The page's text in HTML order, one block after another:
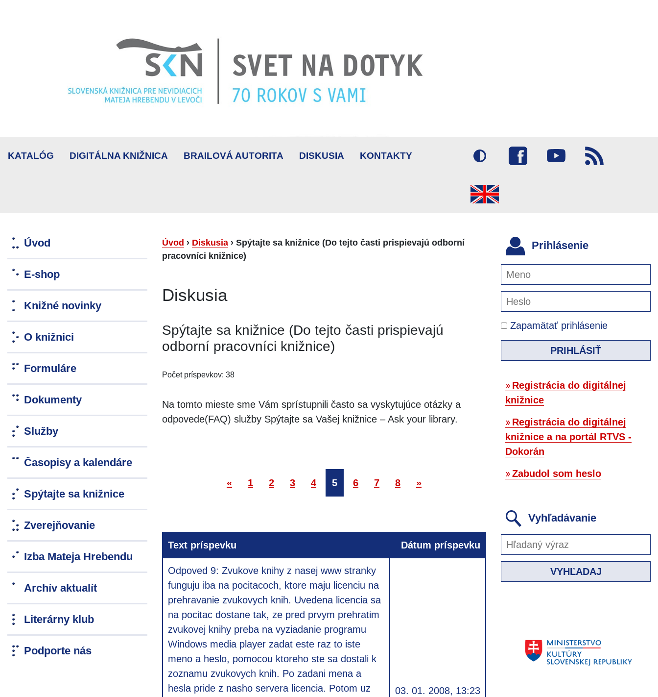
KATALÓG DIGITÁLNA KNIŽNICA BRAILOVÁ AUTORITA DISKUSIA KONTAKTY
Úvod
E-shop
Knižné novinky
O knižnici
Formuláre
Dokumenty
Služby
Časopisy a kalendáre
Spýtajte sa knižnice
Zverejňovanie
Izba Mateja Hrebendu
Archív aktualít
Literárny klub
Podporte nás
Úvod › Diskusia › Spýtajte sa knižnice (Do tejto časti prispievajú odborní
pracovníci knižnice)
Diskusia
Spýtajte sa knižnice (Do tejto časti prispievajú
odborní pracovníci knižnice)
Počet príspevkov: 38
Na tomto mieste sme Vám sprístupnili často sa vyskytujúce otázky a
odpovede(FAQ) služby Spýtajte sa Vašej knižnice – Ask your library.
« 1 2 3 4 5 6 7 8 »
Text príspevku Dátum príspevku
Odpoved 9: Zvukove knihy z nasej www stranky
funguju iba na pocitacoch, ktore maju licenciu na
prehravanie zvukovych knih. Uvedena licencia sa
na pocitac dostane tak, ze pred prvym prehratim
zvukovej knihy preba na vyziadanie programu
Windows media player zadat este raz to iste
meno a heslo, pomocou ktoreho ste sa dostali k
zoznamu zvukovych knih. Po zadani mena a
hesla pride z nasho servera licencia. Potom uz
03. 01. 2008, 13:23
Prihlásenie
Zapamätať prihlásenie
PRIHLÁSIŤ
Registrácia do digitálnej
knižnice
Registrácia do digitálnej
knižnice a na portál RTVS -
Dokorán
Zabudol som heslo
Vyhľadávanie
VYHĽADAJ